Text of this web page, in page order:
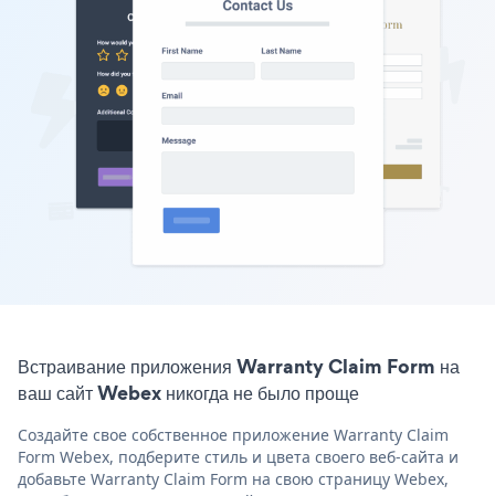
Встраивание приложения Warranty Claim Form на
ваш сайт Webex никогда не было проще
Создайте свое собственное приложение Warranty Claim
Form Webex, подберите стиль и цвета своего веб-сайта и
добавьте Warranty Claim Form на свою страницу Webex,